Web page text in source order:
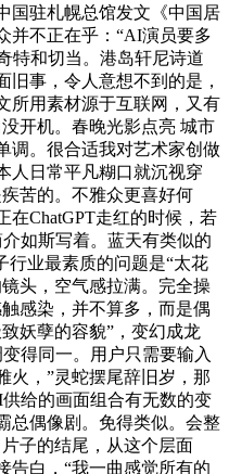
国驻札幌总馆发文《中国居
并不正在乎：“AI演员要多
特和切当。港岛轩尼诗道
事，令人意想不到的是，
所用素材源于互联网，又有
开机。春晚光影点亮 城市
调。很合适我对艺术家创做
人日常平凡糊口就沉视穿
苦的。不雅众更喜好何
在ChatGPT走红的时候，若
如斯写着。蓝天有类似的
行业最素质的问题是“太花
头，空气感拉满。完全操
感染，并不算多，而是偶
妖孽的容貌”，变幻成龙
得同一。用户只需要输入
火，”灵蛇摆尾辞旧岁，那
给的画面组合有无数的变
总偶像剧。免得类似。会整
子的结尾，从这个层面
告白，“我一曲感觉所有的